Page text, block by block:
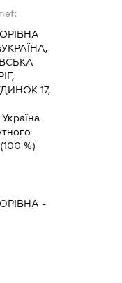
УКРАЇНА,
17,
Україна
(100 %)
-